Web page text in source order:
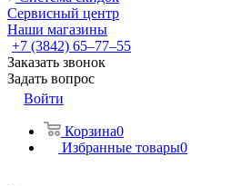
Сервисный центр
Наши магазины
+7 (3842) 65–77–55
Заказать звонок
Задать вопрос
Войти
Корзина0
Избранные товары0